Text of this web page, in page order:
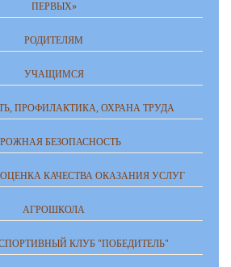
ПЕРВЫХ»
РОДИТЕЛЯМ
УЧАЩИМСЯ
ПРОФИЛАКТИКА, ОХРАНА ТРУДА
БЕЗОПАСНОСТЬ
КАЧЕСТВА ОКАЗАНИЯ УСЛУГ
АГРОШКОЛА
КЛУБ "ПОБЕДИТЕЛЬ"